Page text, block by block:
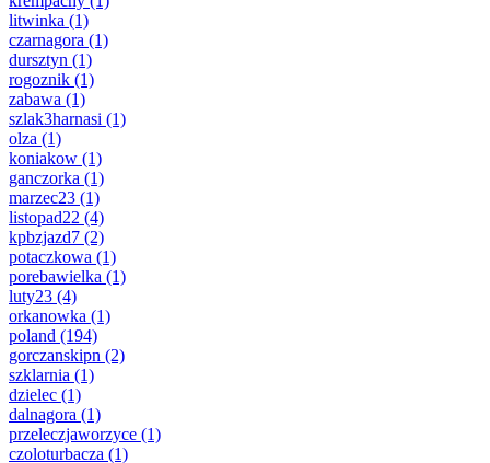
litwinka (1)
czarnagora (1)
dursztyn (1)
rogoznik (1)
zabawa (1)
szlak3harnasi (1)
olza (1)
koniakow (1)
ganczorka (1)
marzec23 (1)
listopad22 (4)
kpbzjazd7 (2)
potaczkowa (1)
porebawielka (1)
luty23 (4)
orkanowka (1)
poland (194)
gorczanskipn (2)
szklarnia (1)
dzielec (1)
dalnagora (1)
przeleczjaworzyce (1)
czoloturbacza (1)